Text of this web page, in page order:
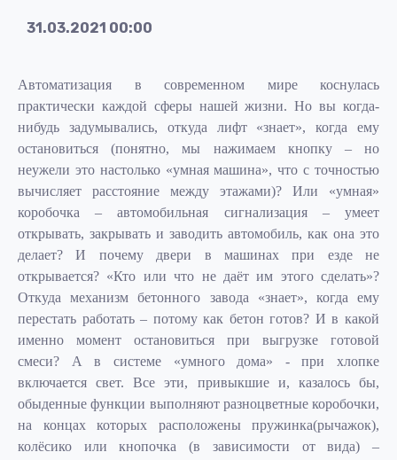
31.03.2021 00:00
Автоматизация в современном мире коснулась
практически каждой сферы нашей жизни. Но вы когда-
нибудь задумывались, откуда лифт «знает», когда ему
остановиться (понятно, мы нажимаем кнопку – но
неужели это настолько «умная машина», что с точностью
вычисляет расстояние между этажами)? Или «умная»
коробочка – автомобильная сигнализация – умеет
открывать, закрывать и заводить автомобиль, как она это
делает? И почему двери в машинах при езде не
открывается? «Кто или что не даёт им этого сделать»?
Откуда механизм бетонного завода «знает», когда ему
перестать работать – потому как бетон готов? И в какой
именно момент остановиться при выгрузке готовой
смеси? А в системе «умного дома» - при хлопке
включается свет. Все эти, привыкшие и, казалось бы,
обыденные функции выполняют разноцветные коробочки,
на концах которых расположены пружинка(рычажок),
колёсико или кнопочка (в зависимости от вида) –